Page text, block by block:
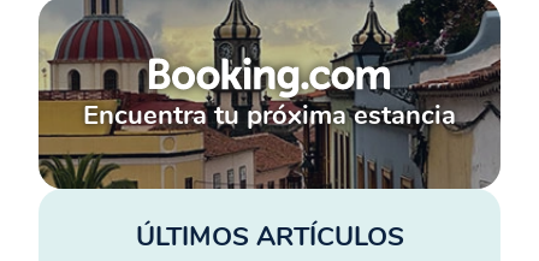
Encuentra tu próxima estancia
ÚLTIMOS ARTÍCULOS